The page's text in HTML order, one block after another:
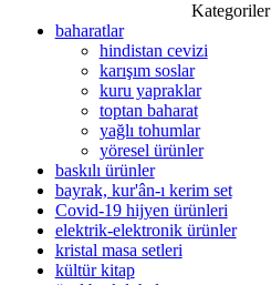
Kategoriler
baharatlar
hindistan cevizi
karışım soslar
kuru yapraklar
toptan baharat
yağlı tohumlar
yöresel ürünler
baskılı ürünler
bayrak, kur'ân-ı kerim set
Covid-19 hijyen ürünleri
elektrik-elektronik ürünler
kristal masa setleri
kültür kitap